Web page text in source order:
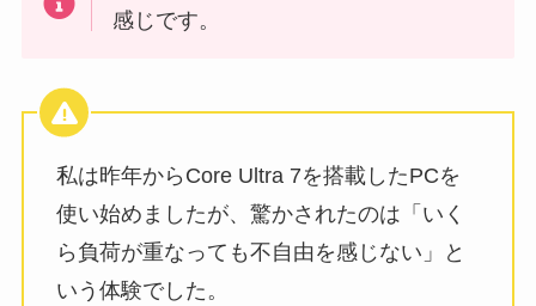
感じです。
私は昨年からCore Ultra 7を搭載したPCを
使い始めましたが、驚かされたのは「いく
ら負荷が重なっても不自由を感じない」と
いう体験でした。